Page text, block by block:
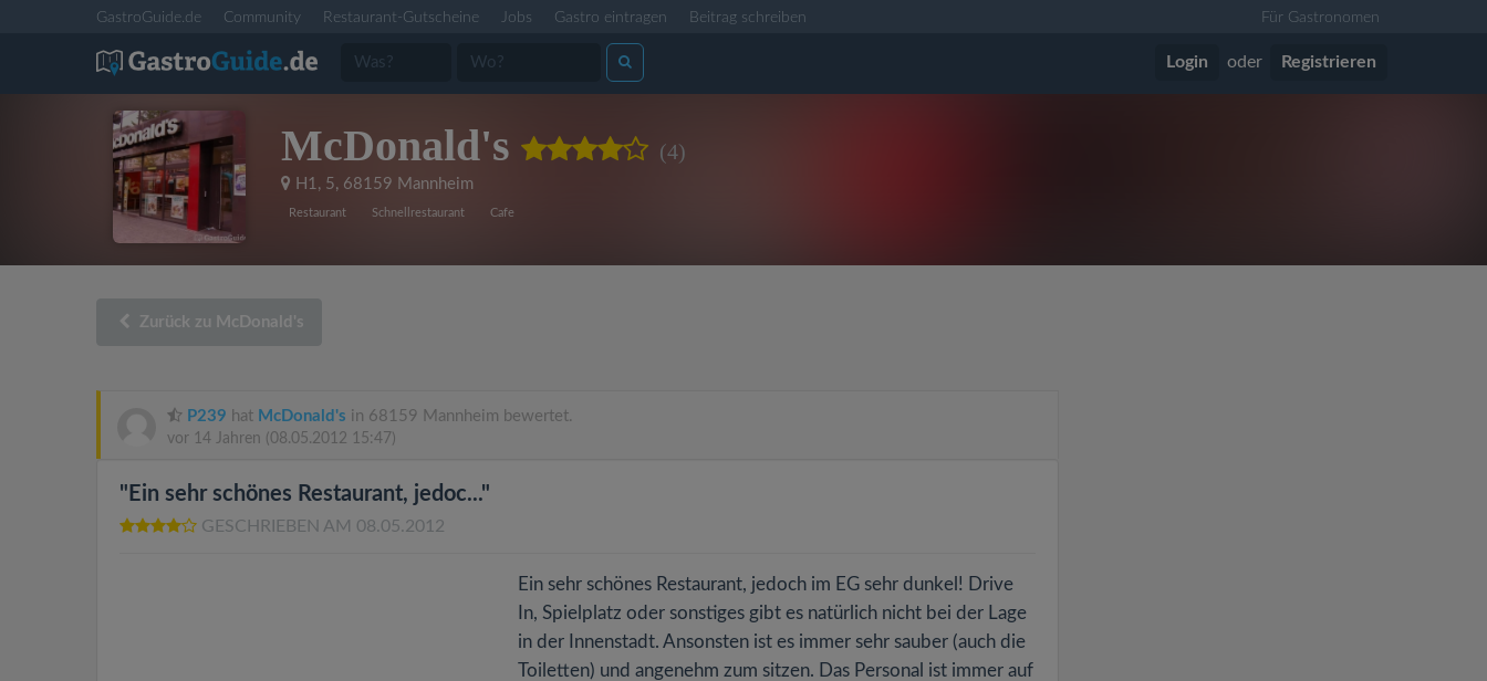
GastroGuide.de Community Restaurant-Gutscheine Jobs Gastro eintragen Beitrag schreiben Für Gastronomen
Login oder Registrieren
McDonald's (4)
H1, 5, 68159 Mannheim
Restaurant Schnellrestaurant Cafe
Zurück zu McDonald's
P239 hat McDonald's in 68159 Mannheim bewertet.
vor 14 Jahren (08.05.2012 15:47)
"Ein sehr schönes Restaurant, jedoc..."
GESCHRIEBEN AM 08.05.2012
Ein sehr schönes Restaurant, jedoch im EG sehr dunkel! Drive
In, Spielplatz oder sonstiges gibt es natürlich nicht bei der Lage
in der Innenstadt. Ansonsten ist es immer sehr sauber (auch die
Toiletten) und angenehm zum sitzen. Das Personal ist immer auf